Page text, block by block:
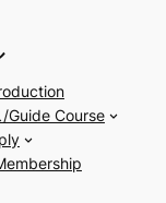
/Guide Course